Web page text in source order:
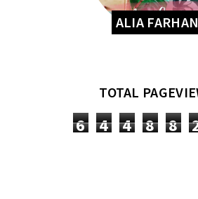
ALIA FARHAN
TOTAL
6 4 4 8 8